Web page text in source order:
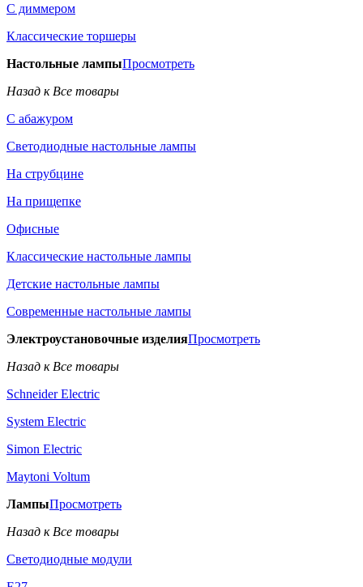
С диммером
Классические торшеры
Настольные лампыПросмотреть
Назад к Все товары
С абажуром
Светодиодные настольные лампы
На струбцине
На прищепке
Офисные
Классические настольные лампы
Детские настольные лампы
Современные настольные лампы
Электроустановочные изделияПросмотреть
Назад к Все товары
Schneider Electric
System Electric
Simon Electric
Maytoni Voltum
ЛампыПросмотреть
Назад к Все товары
Светодиодные модули